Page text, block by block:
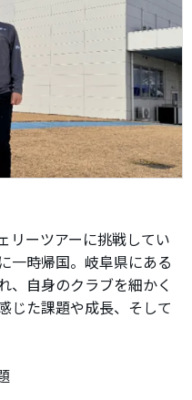
リーツアーに挑戦してい
一時帰国。岐阜県にある
、自身のクラブを細かく
じた課題や成長、そして